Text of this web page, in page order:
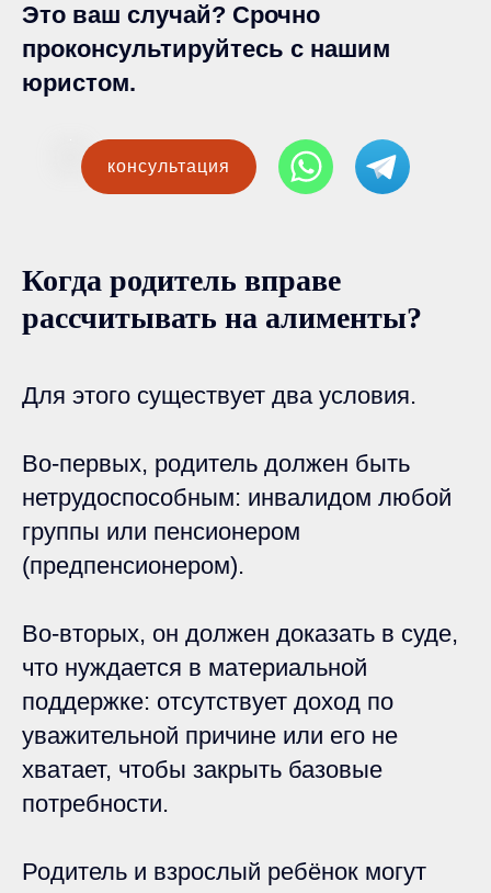
Это ваш случай? Срочно
проконсультируйтесь с нашим
юристом.
консультация
Когда родитель вправе
рассчитывать на алименты?
Для этого существует два условия.
Во-первых, родитель должен быть
нетрудоспособным: инвалидом любой
группы или пенсионером
(предпенсионером).
Во-вторых, он должен доказать в суде,
что нуждается в материальной
поддержке: отсутствует доход по
уважительной причине или его не
хватает, чтобы закрыть базовые
потребности.
Родитель и взрослый ребёнок могут